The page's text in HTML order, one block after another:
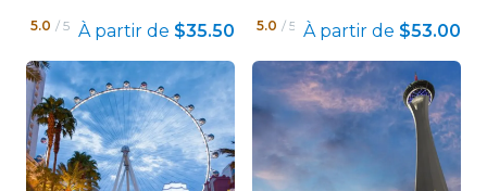
5.0 / 5 À partir de $35.50 5.0 / 5 À partir de $53.00